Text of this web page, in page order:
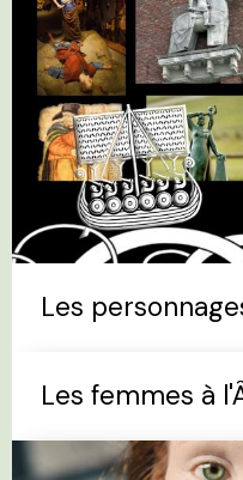
Les
Les femmes à